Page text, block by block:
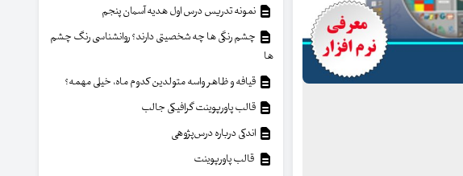
نمونه تدریس درس اول هدیه آسمان پنجم
چشم رنگی ها چه شخصیتی دارند؟ روانشناسی رنگ چشم
ها
قیافه و ظاهر واسه متولدین کدوم ماه، خیلی مهمه؟
قالب پاورپوینت گرافیکی جالب
اندکی درباره درس‌پژوهی
قالب پاورپوینت